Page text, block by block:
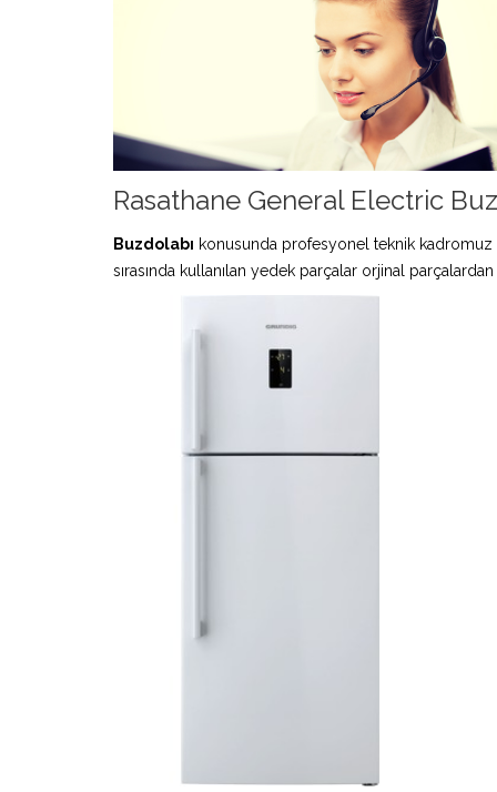
Rasathane General Electric
Buzdolabı konusunda profesyonel teknik
sırasında kullanılan yedek parçalar orjinal